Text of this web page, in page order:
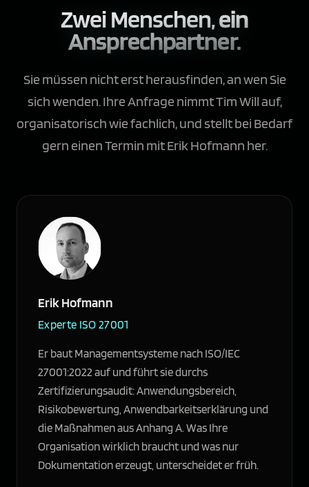
Zwei Menschen,ein
Ansprechpartner.
Sie müssen nicht erst herausfinden, an wen Sie
sich wenden. Ihre Anfrage nimmt Tim Will auf,
organisatorisch wie fachlich, und stellt bei Bedarf
gern einen Termin mit Erik Hofmann her.
Erik Hofmann
Experte ISO 27001
Er baut Managementsysteme nach ISO/IEC
27001:2022 auf und führt sie durchs
Zertifizierungsaudit: Anwendungsbereich,
Risikobewertung, Anwendbarkeitserklärung und
die Maßnahmen aus Anhang A. Was Ihre
Organisation wirklich braucht und was nur
Dokumentation erzeugt, unterscheidet er früh.